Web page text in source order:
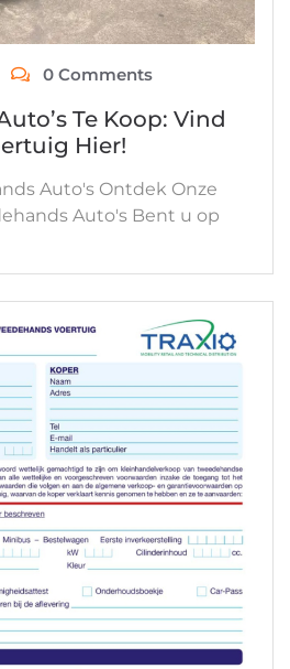
0 Comments
Te Koop: Vind
Hier!
Auto's Ontdek Onze
Auto's Bent u op